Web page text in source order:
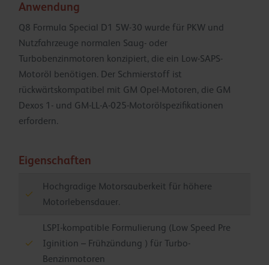
Anwendung
Q8 Formula Special D1 5W-30 wurde für PKW und
Nutzfahrzeuge normalen Saug- oder
Turbobenzinmotoren konzipiert, die ein Low-SAPS-
Motoröl benötigen. Der Schmierstoff ist
rückwärtskompatibel mit GM Opel-Motoren, die GM
Dexos 1- und GM-LL-A-025-Motorölspezifikationen
erfordern.
Eigenschaften
Hochgradige Motorsauberkeit für höhere
Motorlebensdauer.
LSPI-kompatible Formulierung (Low Speed Pre
Iginition – Frühzündung ) für Turbo-
Benzinmotoren